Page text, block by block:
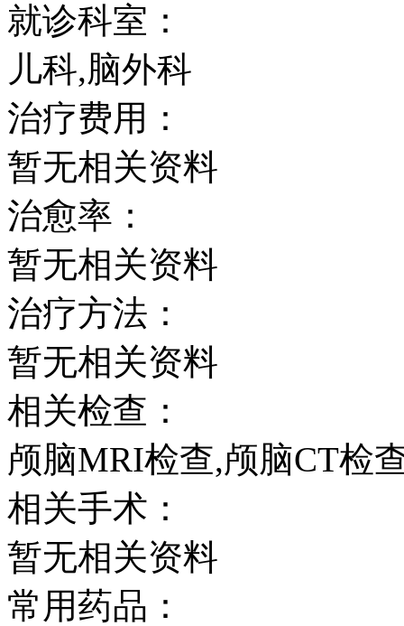
就诊科室：
儿科,脑外科
治疗费用：
暂无相关资料
治愈率：
暂无相关资料
治疗方法：
暂无相关资料
相关检查：
颅脑MRI检查,颅脑CT检
相关手术：
暂无相关资料
常用药品：